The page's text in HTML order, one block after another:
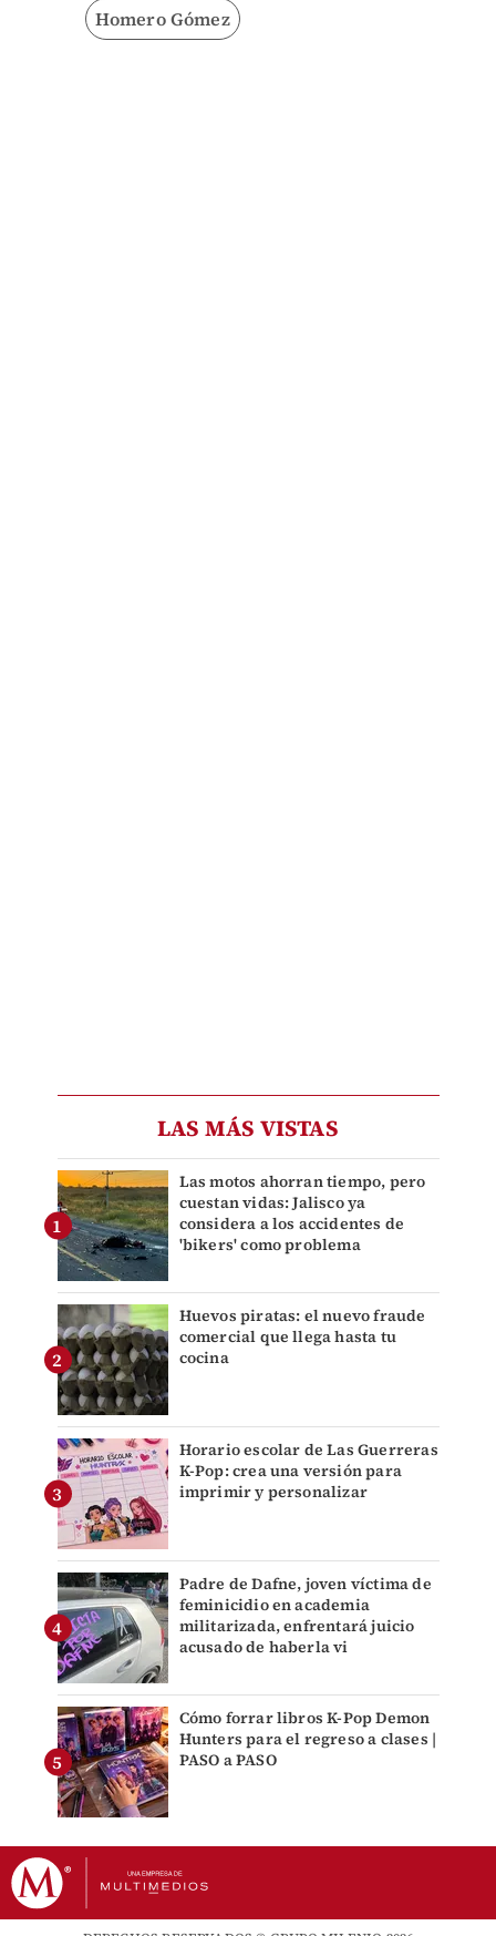
Homero Gómez
LAS MÁS VISTAS
Las motos ahorran tiempo, pero
cuestan vidas: Jalisco ya
considera a los accidentes de
'bikers' como problema
Huevos piratas: el nuevo fraude
comercial que llega hasta tu
cocina
Horario escolar de Las Guerreras
K-Pop: crea una versión para
imprimir y personalizar
Padre de Dafne, joven víctima de
feminicidio en academia
militarizada, enfrentará juicio
acusado de haberla vi
Cómo forrar libros K-Pop Demon
Hunters para el regreso a clases |
PASO a PASO